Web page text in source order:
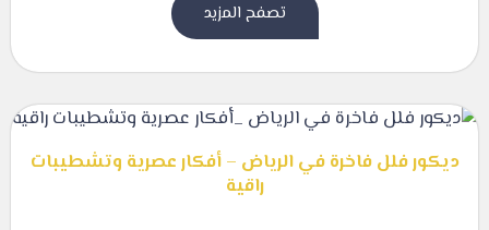
تصفح المزيد
ديكور فلل فاخرة في الرياض – أفكار عصرية وتشطيبات
راقية